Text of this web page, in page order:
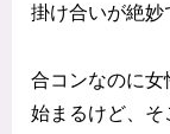
掛け合いが絶妙
合コンなのに
始まるけど、